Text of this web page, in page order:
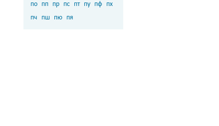
по пп пр пс пт пу пф пх
пч
пш пю пя